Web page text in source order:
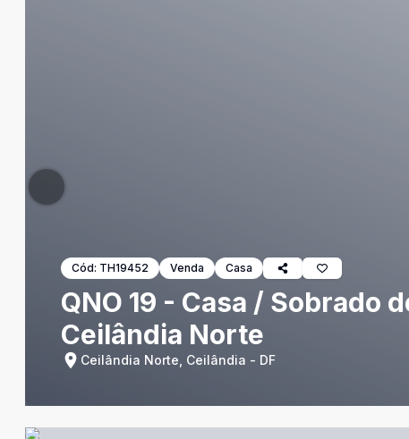
Cód: TH19452 Venda Casa
QNO 19 - Casa / Sobrado
Ceilândia Norte
Ceilândia Norte, Ceilândia - DF